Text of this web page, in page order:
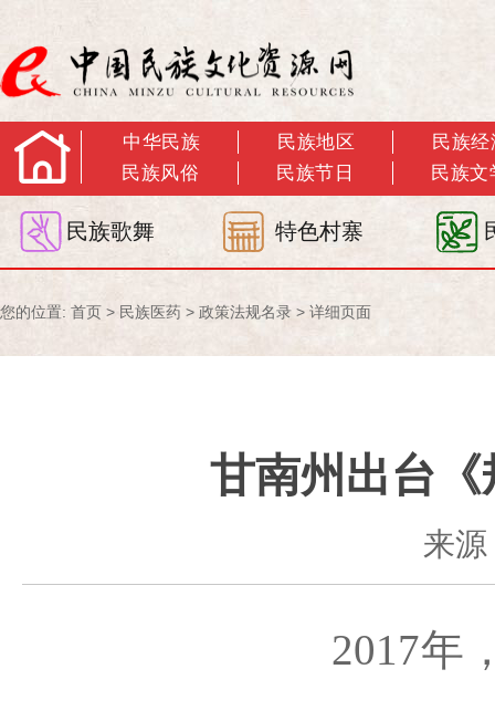
中华民族 民族地区
民族经
民族风俗
民族节日 民族文
民族歌舞 特色村寨
您的位置: 首页 > 民族医药 > 政策法规名录 > 详细页面
甘南州出台
来
2017年，